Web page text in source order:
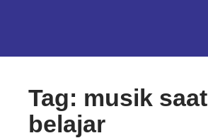
Tag: musik saat
belajar